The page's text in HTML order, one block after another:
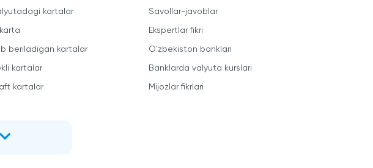
kartalar
beriladigan kartalar
kartalar
kartalar
Savollar-javoblar
Ekspertlar fikri
O'zbekiston banklari
Banklarda valyuta kurslari
Mijozlar fikrlari